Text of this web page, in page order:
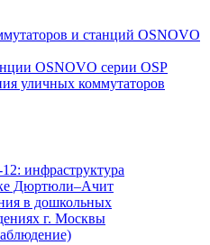
и станций OSNOVO
OSNOVO серии OSP
уличных коммутаторов
инфраструктура
Дюртюли–Ачит
в дошкольных
г. Москвы